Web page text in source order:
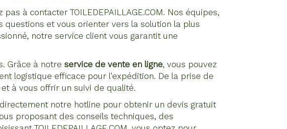
à contacter TOILEDEPAILLAGE.COM. Nos équipes,
questions et vous orienter vers la solution la plus
notre service client vous garantit une
Grâce à notreservice de vente en ligne, vous pouvez
logistique efficace pour l'expédition. De la prise de
à vous offrir un suivi de qualité.
notre hotline pour obtenir un devis gratuit
proposant des conseils techniques, des